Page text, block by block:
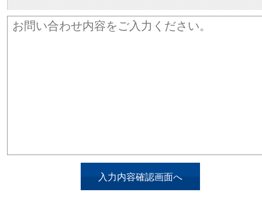
入力内容確認画面へ